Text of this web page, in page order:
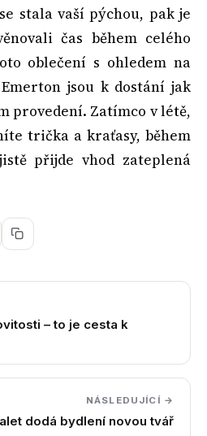
stala vaší pýchou, pak je
čas během celého
oblečení s ohledem na
jsou k dostání jak
provedení. Zatímco v létě,
trička a kraťasy, během
přijde vhod zateplená
– to je cesta k
NÁSLEDUJÍCÍ →
dodá bydlení novou tvář